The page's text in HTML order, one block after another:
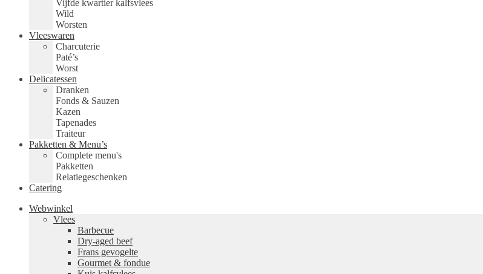
Vijfde kwartier kalfsvlees
Wild
Worsten
Vleeswaren
Charcuterie
Paté’s
Worst
Delicatessen
Dranken
Fonds & Sauzen
Kazen
Tapenades
Traiteur
Pakketten & Menu’s
Complete menu's
Pakketten
Relatiegeschenken
Catering
Webwinkel
Vlees
Barbecue
Dry-aged beef
Frans gevogelte
Gourmet & fondue